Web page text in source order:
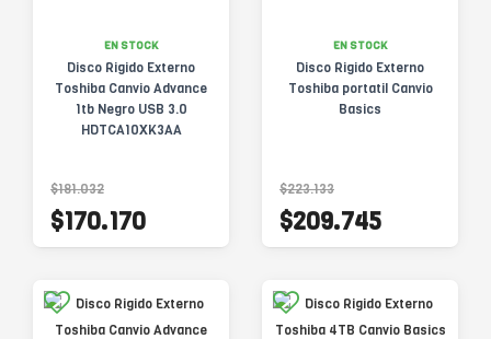
EN STOCK
Disco Rigido Externo
Toshiba Canvio Advance
1tb Negro USB 3.0
HDTCA10XK3AA
$181.032
$170.170
EN STOCK
Disco Rigido Externo
Toshiba portatil Canvio
Basics
$223.133
$209.745